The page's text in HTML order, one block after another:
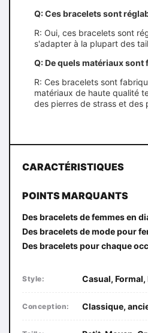
Q: Ces bracelets sont
R: Oui, ces bracelets sont
s'adapter à la plupart des
Q: De quels matériaux sont
R: Ces bracelets sont
matériaux de haute qualité
des pierres de strass et des
CARACTÉRISTIQUES
POINTS MARQUANTS
Des bracelets de femmes en
Des bracelets de mode pour
Des bracelets pour chaque
Style: Casual, Formal,
Conception: Classique,